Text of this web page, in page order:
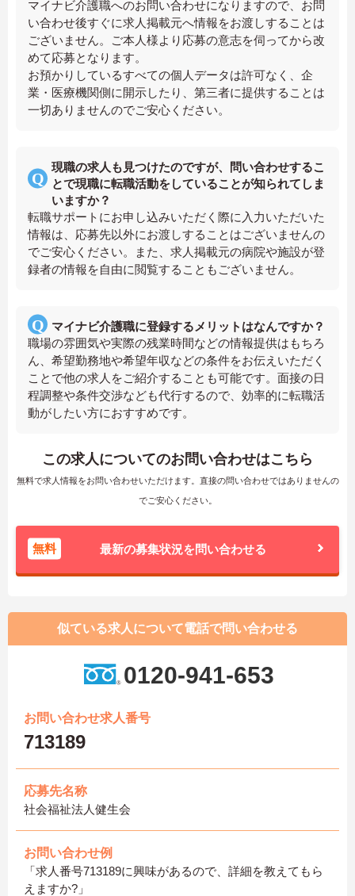
マイナビ介護職へのお問い合わせになりますので、お問
い合わせ後すぐに求人掲載元へ情報をお渡しすることは
ございません。ご本人様より応募の意志を伺ってから改
めて応募となります。
お預かりしているすべての個人データは許可なく、企
業・医療機関側に開示したり、第三者に提供することは
一切ありませんのでご安心ください。
現職の求人も見つけたのですが、問い合わせするこ
とで現職に転職活動をしていることが知られてしま
いますか？
転職サポートにお申し込みいただく際に入力いただいた
情報は、応募先以外にお渡しすることはございませんの
でご安心ください。また、求人掲載元の病院や施設が登
録者の情報を自由に閲覧することもございません。
マイナビ介護職に登録するメリットはなんですか？
職場の雰囲気や実際の残業時間などの情報提供はもちろ
ん、希望勤務地や希望年収などの条件をお伝えいただく
ことで他の求人をご紹介することも可能です。面接の日
程調整や条件交渉なども代行するので、効率的に転職活
動がしたい方におすすめです。
この求人についてのお問い合わせはこちら
無料で求人情報をお問い合わせいただけます。直接の問い合わせではありませんの
でご安心ください。
無料 最新の募集状況を問い合わせる
似ている求人について電話で問い合わせる
0120-941-653
お問い合わせ求人番号
713189
応募先名称
社会福祉法人健生会
お問い合わせ例
「求人番号713189に興味があるので、詳細を教えてもら
えますか?」